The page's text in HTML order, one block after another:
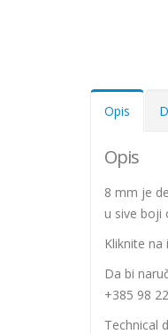
Opis
Opis
8 mm je
u sive boji
Kliknite
Da bi
+385 98
Technical